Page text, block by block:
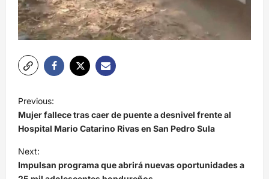
a
v
e
g
Previous:
Mujer fallece tras caer de puente a desnivel frente al
Hospital Mario Catarino Rivas en San Pedro Sula
Next:
Impulsan programa que abrirá nuevas oportunidades a